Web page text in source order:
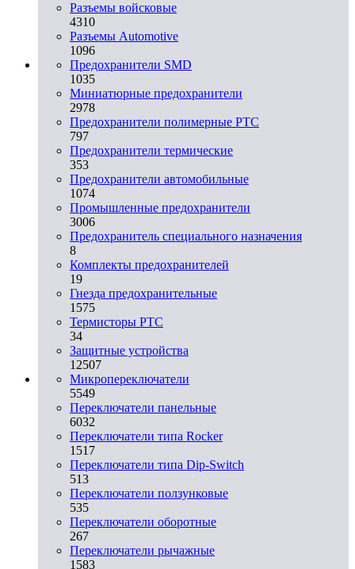
Разъемы войсковые
4310
Разъeмы Automotive
1096
Предохранители SMD
1035
Миниатюрные предохранители
2978
Предохранители полимерные PTC
797
Предохранители термические
353
Предохранители автомобильные
1074
Промышленные предохранители
3006
Предохранитель специального назначения
8
Комплекты предохранителей
19
Гнезда предохранительные
1575
Термисторы PTC
34
Защитные устройства
12507
Микропереключатели
5549
Переключатели панельные
6032
Переключатели типа Rocker
1517
Переключатели типа Dip-Switch
513
Переключатели ползунковые
535
Переключатели оборотные
267
Переключатели рычажные
1583